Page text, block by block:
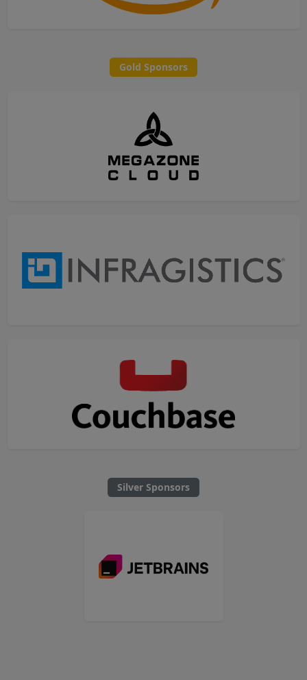
Gold Sponsors
Silver Sponsors